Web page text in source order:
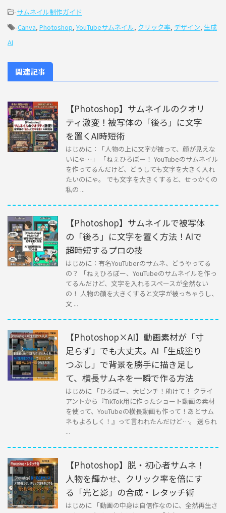
-サムネイル制作ガイド
-Canva, Photoshop, YouTubeサムネイル, クリック率, デザイン, 生成
AI
関連記事
【Photoshop】サムネイルのクオリ
ティ激変！被写体の「後ろ」に文字
を置くAI時短術
はじめに：「人物の上に文字が被って、顔が見えな
いにゃ…」 「ねぇひろぼー！ YouTubeのサムネイル
を作ってるんだけど、どうしても文字を大きく入れ
たいのにゃ。 でも文字を大きくすると、せっかくの
私の ...
【Photoshop】サムネイルで被写体
の「後ろ」に文字を置く方法！AIで
超時短するプロの技
はじめに：有名YouTuberのサムネ、どうやってる
の？ 「ねぇひろぼー、YouTubeのサムネイルを作っ
てるんだけど、文字を入れるスペースが全然ない
の！ 人物の顔を大きくすると文字が被っちゃうし、
文 ...
【Photoshop×AI】動画素材が「寸
足らず」でも大丈夫。AI「生成塗り
つぶし」で背景を勝手に描き足し
て、横長サムネを一瞬で作る方法
はじめに 「ひろぼー、大ピンチ！助けて！ クライ
アントから『TikTok用に作ったショート動画の素材
を使って、YouTubeの横長動画も作って！あとサム
ネもよろしく！』って言われたんだけど…。 送られ
...
【Photoshop】脱・初心者サムネ！
人物を輝かせ、クリック率を倍にす
る「光と影」の合成・レタッチ術
はじめに 「動画の中身は自信作なのに、全然再生さ